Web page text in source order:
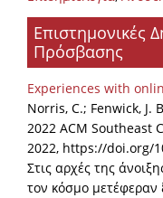
Επιστημονικές
Πρόσβασης
Experiences with
Norris, C.; Fenwick, J.
2022 ACM Southeast
2022, https://doi.org/
Στις αρχές της
τον κόσμο